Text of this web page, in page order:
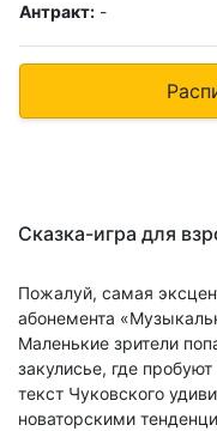
Антракт: -
Сказка-игра для
Пожалуй, самая
абонемента
Маленькие зрители
закулисье, где
текст Чуковского
новаторскими